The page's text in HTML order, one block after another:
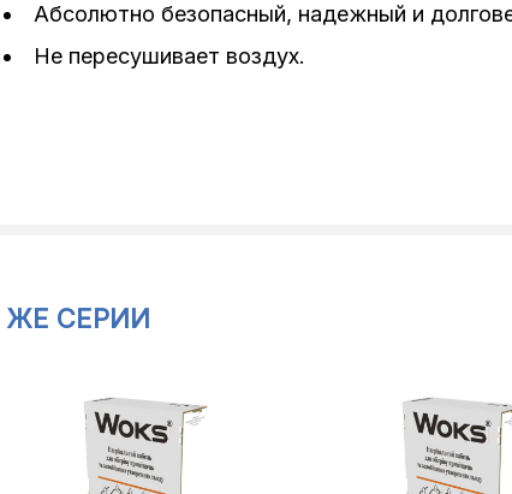
Абсолютно безопасный, надежный и
Не пересушивает воздух.
ЖЕ СЕРИИ